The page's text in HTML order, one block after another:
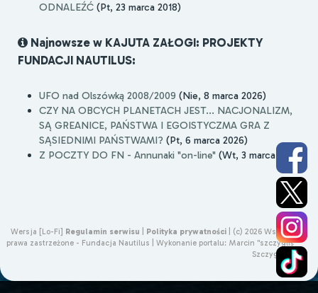
ODNALEŹĆ (Pt, 23 marca 2018)
Najnowsze w KAJUTA ZAŁOGI: PROJEKTY
FUNDACJI NAUTILUS:
UFO nad Olszówką 2008/2009 (Nie, 8 marca 2026)
CZY NA OBCYCH PLANETACH JEST... NACJONALIZM,
SĄ GREANICE, PAŃSTWA I EGOISTYCZMA GRA Z
SĄSIEDNIMI PAŃSTWAMI? (Pt, 6 marca 2026)
Z POCZTY DO FN - Annunaki "on-line" (Wt, 3 marca 2026)
Wersja [Lo-Fi] Regulamin serwisu Polityka prywatności
(c) 2026 Wszelkie
prawa zastrzeżone - Fundacja Nautilus | Wykonanie portalu: Marcin "szczygliś"
Szczygliński